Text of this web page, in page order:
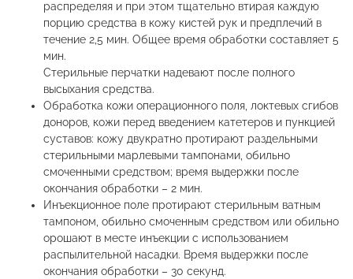
распределяя и при этом тщательно втирая каждую
порцию средства в кожу кистей рук и предплечий в
течение 2,5 мин. Общее время обработки составляет 5
мин.
Стерильные перчатки надевают после полного
высыхания средства.
Обработка кожи операционного поля, локтевых сгибов
доноров, кожи перед введением катетеров и пункцией
суставов: кожу двукратно протирают раздельными
стерильными марлевыми тампонами, обильно
смоченными средством; время выдержки после
окончания обработки – 2 мин.
Инъекционное поле протирают стерильным ватным
тампоном, обильно смоченным средством или обильно
орошают в месте инъекции с использованием
распылительной насадки. Время выдержки после
окончания обработки – 30 секунд.